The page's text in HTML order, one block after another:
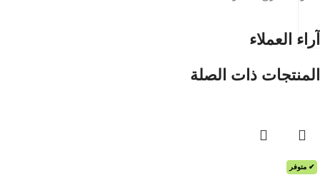
آراء العملاء
المنتجات ذات الصلة
✔ متوفر